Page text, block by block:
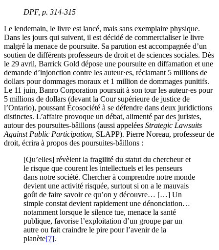
DPF, p. 314-315
Le lendemain, le livre est lancé, mais sans exemplaire physique.
Dans les jours qui suivent, il est décidé de commercialiser le livre
malgré la menace de poursuite. Sa parution est accompagnée d’un
soutien de différents professeurs de droit et de sciences sociales. Dès
le 29 avril, Barrick Gold dépose une poursuite en diffamation et une
demande d’injonction contre les auteur·es, réclamant 5 millions de
dollars pour dommages moraux et 1 million de dommages punitifs.
Le 11 juin, Banro Corporation poursuit à son tour les auteur·es pour
5 millions de dollars (devant la Cour supérieure de justice de
l’Ontario), poussant Écosociété à se défendre dans deux juridictions
distinctes. L’affaire provoque un débat, alimenté par des juristes,
autour des poursuites-bâillons (aussi appelées Strategic Lawsuits
Against Public Participation, SLAPP). Pierre Noreau, professeur de
droit, écrira à propos des poursuites-bâillons :
[Qu’elles] révèlent la fragilité du statut du chercheur et
le risque que courent les intellectuels et les penseurs
dans notre société. Chercher à comprendre notre monde
devient une activité risquée, surtout si on a le mauvais
goût de faire savoir ce qu’on y découvre… […] Un
simple constat devient rapidement une dénonciation…
notamment lorsque le silence tue, menace la santé
publique, favorise l’exploitation d’un groupe par un
autre ou fait craindre le pire pour l’avenir de la
planète[7].